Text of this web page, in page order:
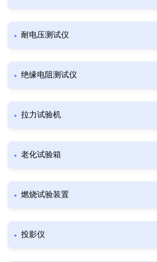
耐电压测试仪
绝缘电阻测试仪
拉力试验机
老化试验箱
燃烧试验装置
投影仪